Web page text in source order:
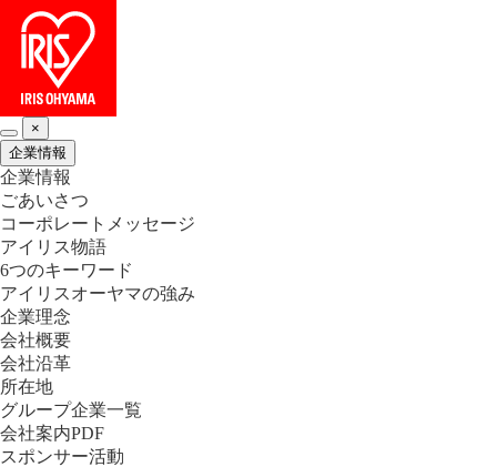
×
企業情報
企業情報
ごあいさつ
コーポレートメッセージ
アイリス物語
6つのキーワード
アイリスオーヤマの強み
企業理念
会社概要
会社沿革
所在地
グループ企業一覧
会社案内PDF
スポンサー活動